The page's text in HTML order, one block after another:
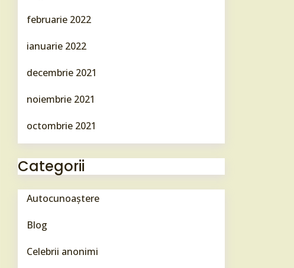
februarie 2022
ianuarie 2022
decembrie 2021
noiembrie 2021
octombrie 2021
Categorii
Autocunoaștere
Blog
Celebrii anonimi